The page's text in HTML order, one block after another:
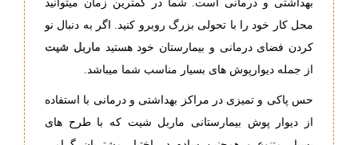
بهداشتی و درمانی است. شما در کمترین زمان میتوانید
محل کار خود را با تحولی بزرگ روبرو کنید. اگر به دنبال نو
کردن فضای درمانی و بیمارستان خود هستید ماربل شیت
از جمله دیوارپوش های بسیار مناسب شما میباشد.
حس پاکی و تمیزی در مراکز بهداشتی و درمانی با استفاده
از دیوار پوش بیمارستانی ماربل شیت که با طرح های